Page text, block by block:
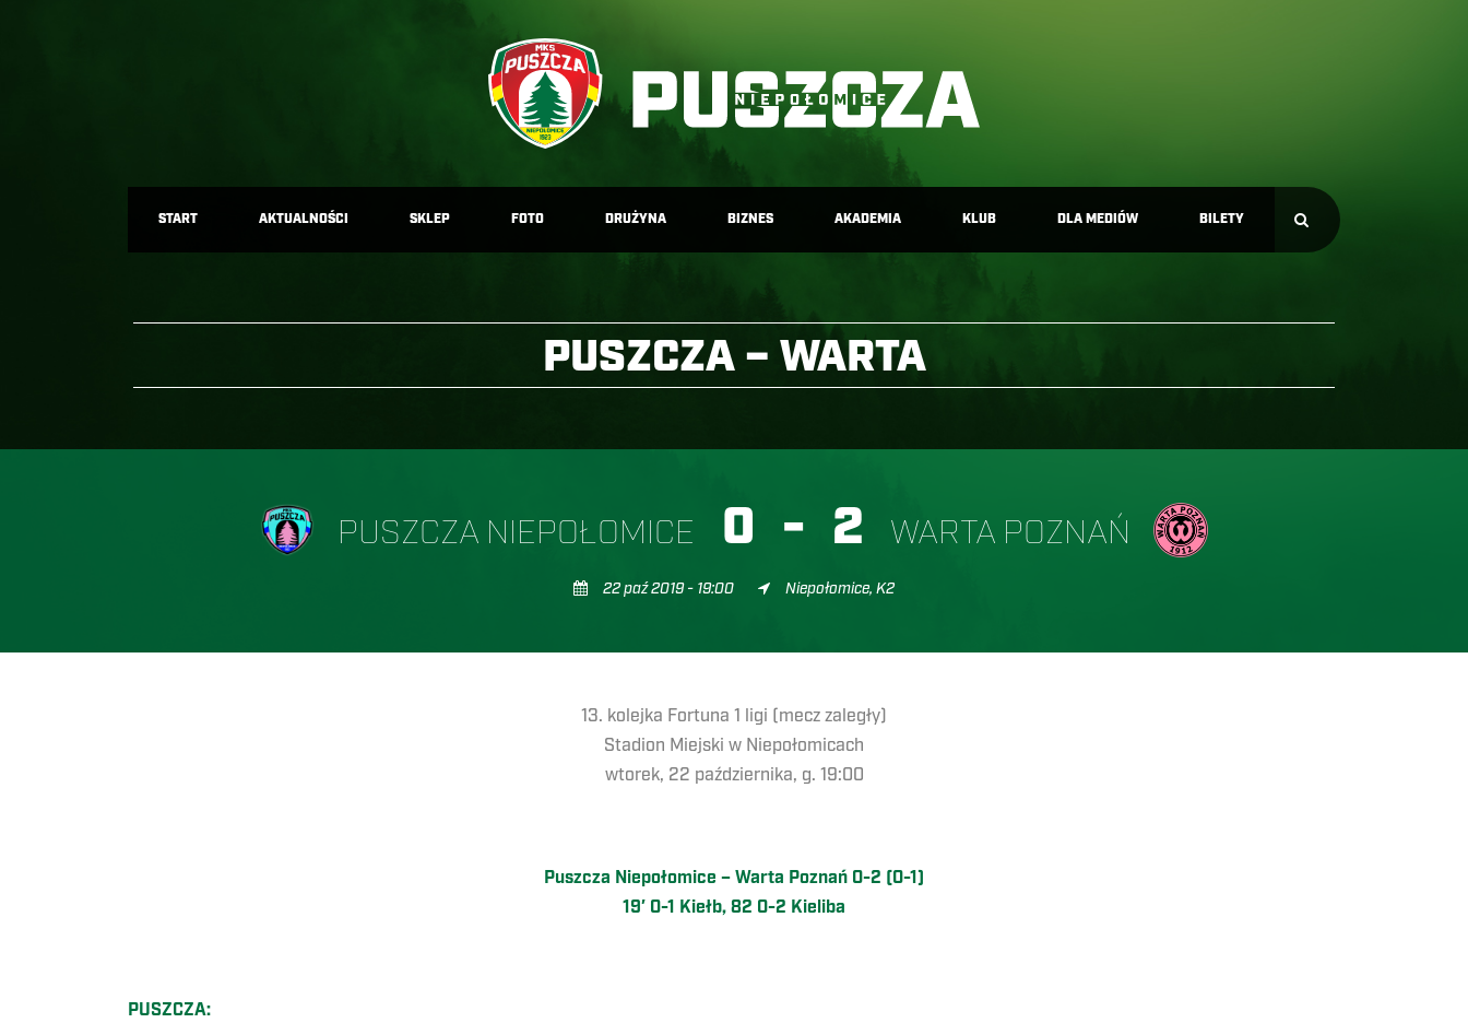
START AKTUALNOŚCI SKLEP FOTO DRUŻYNA BIZNES AKADEMIA KLUB DLA MEDIÓW BILETY
PUSZCZA – WARTA
PUSZCZA NIEPOŁOMICE 0 - 2 WARTA POZNAŃ
22 paź 2019 - 19:00 Niepołomice, K2
13. kolejka Fortuna 1 ligi (mecz zaległy)
Stadion Miejski w Niepołomicach
wtorek, 22 października, g. 19:00
Puszcza Niepołomice – Warta Poznań 0-2 (0-1)
19′ 0-1 Kiełb, 82 0-2 Kieliba
PUSZCZA: